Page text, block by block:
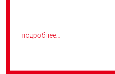
подробнее...